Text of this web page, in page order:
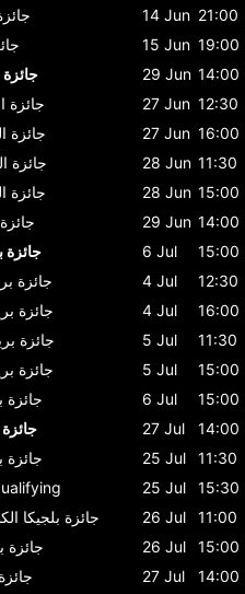
14 Jun 21:00
15 Jun 19:00
جائزة
29 Jun 14:00
جائزة
27 Jun 12:30
جائزة
27 Jun 16:00
جائزة
28 Jun 11:30
جائزة
28 Jun 15:00
29 Jun 14:00
جائزة
6 Jul
15:00
جائزة
4 Jul
12:30
جائزة
4 Jul
16:00
جائزة
5 Jul
11:30
جائزة
5 Jul
15:00
جائزة
6 Jul
15:00
27 Jul
14:00
جائزة
25 Jul
11:30
25 Jul
15:30
جائزة بلجيكا
26 Jul
11:00
جائزة
26 Jul
15:00
27 Jul
14:00